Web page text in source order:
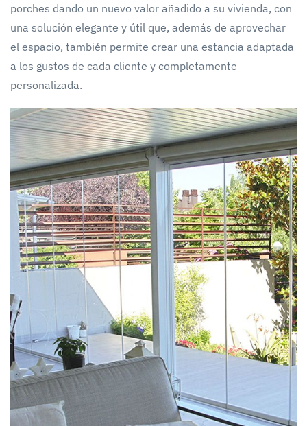
porches dando un nuevo valor añadido a su vivienda, con
una solución elegante y útil que, además de aprovechar
el espacio, también permite crear una estancia adaptada
a los gustos de cada cliente y completamente
personalizada.